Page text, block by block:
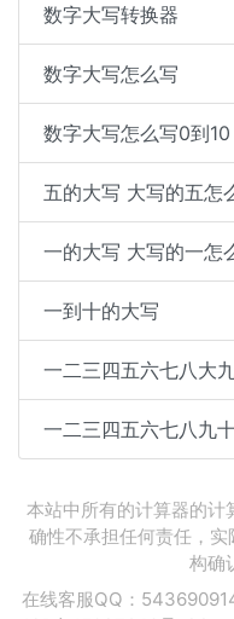
数字大写转换器
数字大写怎么写
数字大写怎么写0到10
五的大写 大写的五怎
一的大写 大写的一怎
一到十的大写
一二三四五六七八大
一二三四五六七八九
本站中所有的计算器的计
确性不承担任何责任，
构确
在线客服QQ：